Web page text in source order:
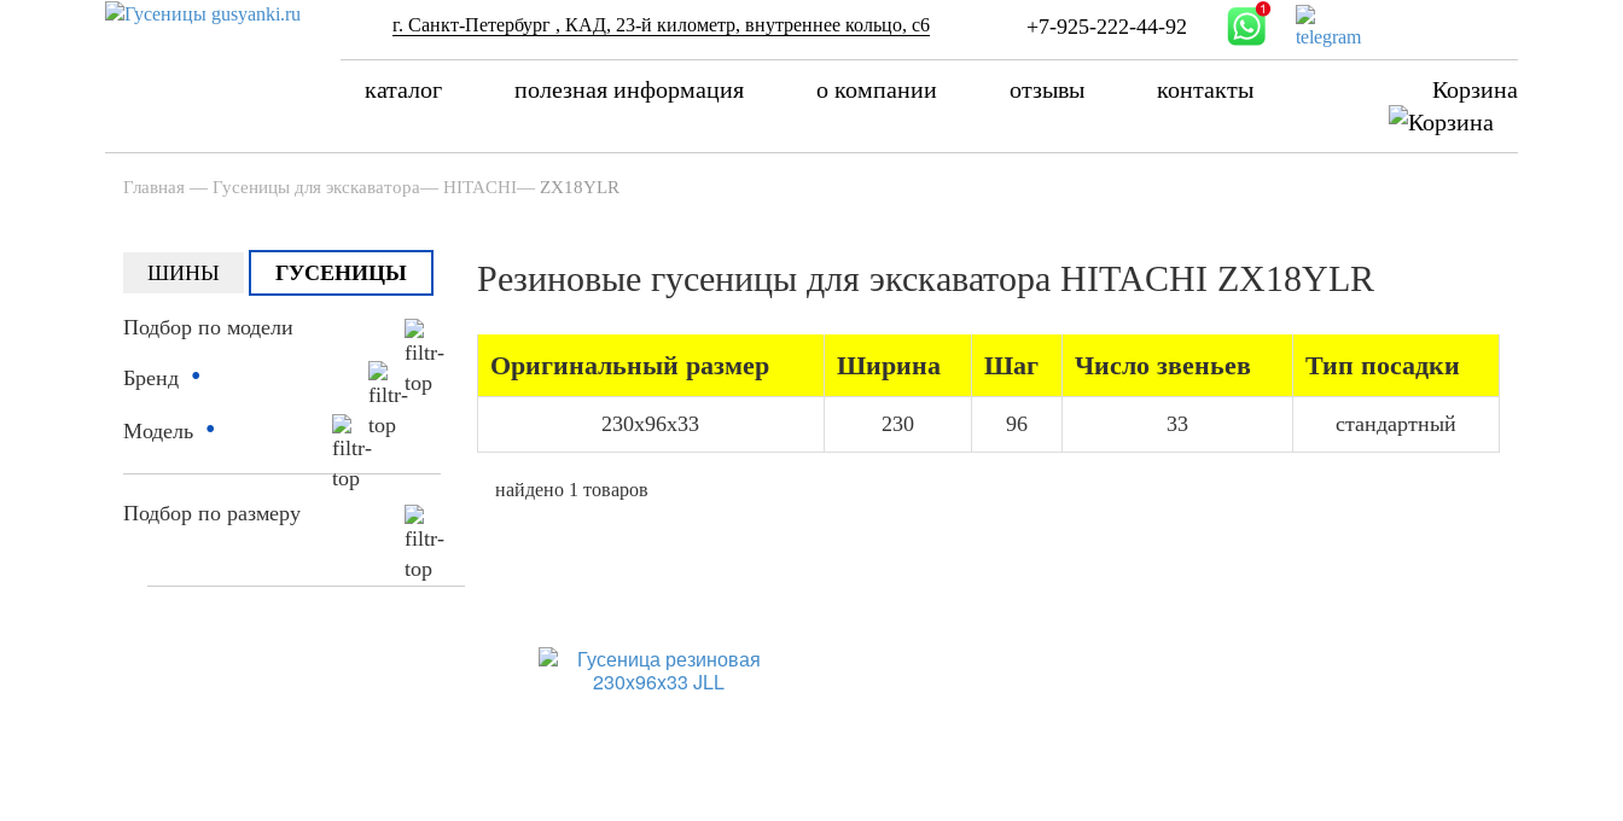
г. Санкт-Петербург , КАД, 23-й километр, внутреннее кольцо, с6 +7-925-222-44-92
каталог полезная информация о компании отзывы контакты Корзина
Главная — Гусеницы для экскаватора— HITACHI— ZX18YLR
ШИНЫ ГУСЕНИЦЫ
Подбор по модели
Бренд •
Модель •
Подбор по размеру
Резиновые гусеницы для экскаватора HITACHI ZX18YLR
Оригинальный размер Ширина Шаг Число звеньев Тип посадки
230x96x33 230 96 33 стандартный
найдено 1 товаров